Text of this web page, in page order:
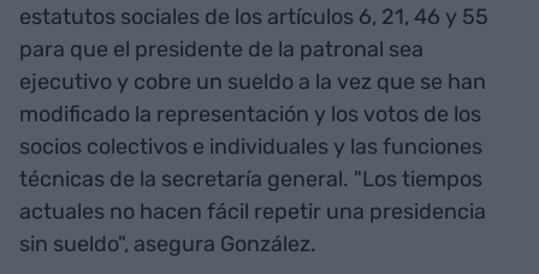
estatutos sociales de los artículos 6, 21, 46 y 55
para que el presidente de la patronal sea
ejecutivo y cobre un sueldo a la vez que se han
modificado la representación y los votos de los
socios colectivos e individuales y las funciones
técnicas de la secretaría general. "Los tiempos
actuales no hacen fácil repetir una presidencia
sin sueldo", asegura González.